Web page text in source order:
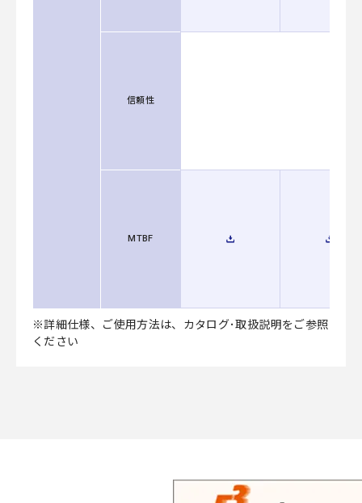
信頼性
MTBF
※詳細仕様、ご使用方法は、カタログ･取扱説明をご参照
ください